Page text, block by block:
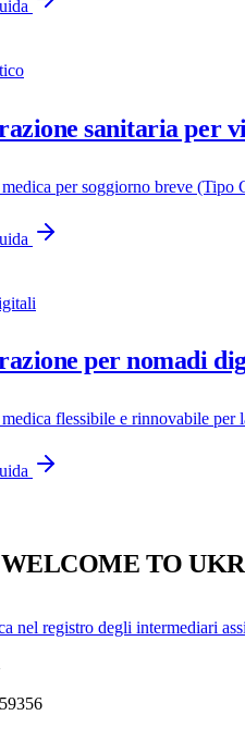
sanitaria per
per soggiorno breve (Tipo
per nomadi
flessibile e rinnovabile
TO
nel registro degli intermediari